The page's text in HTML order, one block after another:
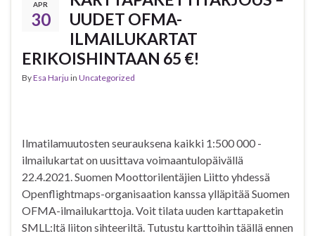
APR
30
UUDET OFMA-
ILMAILUKARTAT
ERIKOISHINTAAN 65 €!
ByEsa Harju in Uncategorized
Ilmatilamuutosten seurauksena kaikki 1:500 000 -
ilmailukartat on uusittava voimaantulopäivällä
22.4.2021. Suomen Moottorilentäjien Liitto yhdessä
Openflightmaps-organisaation kanssa ylläpitää Suomen
OFMA-ilmailukarttoja. Voit tilata uuden karttapaketin
SMLL:ltä liiton sihteeriltä. Tutustu karttoihin täällä ennen